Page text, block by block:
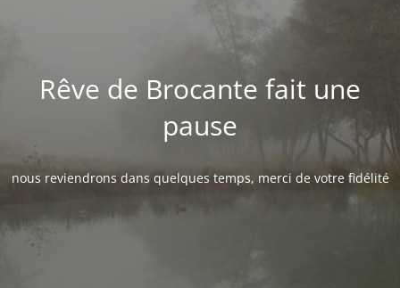
Rêve de Brocante fait une
pause
nous reviendrons dans quelques temps, merci de votre fidélité